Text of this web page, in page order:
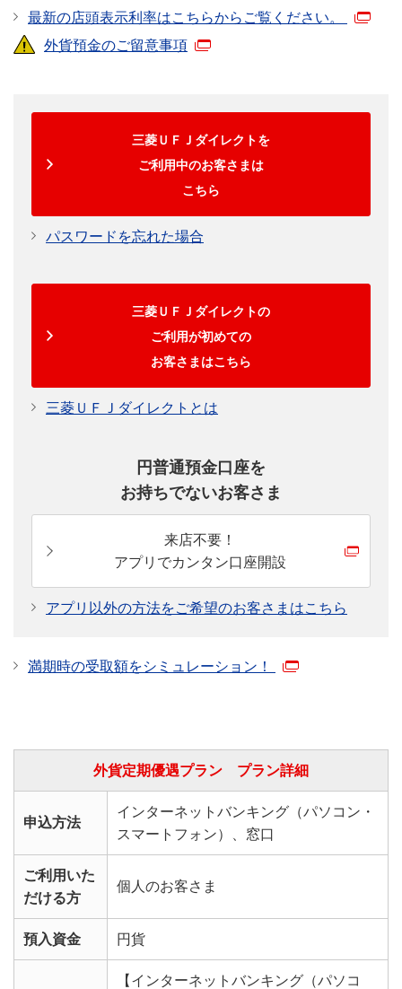
最新の店頭表示利率はこちらからご覧ください。
外貨預金のご留意事項
三菱ＵＦＪダイレクトを
ご利用中のお客さまは
こちら
パスワードを忘れた場合
三菱ＵＦＪダイレクトの
ご利用が初めての
お客さまはこちら
三菱ＵＦＪダイレクトとは
円普通預金口座を
お持ちでないお客さま
来店不要！
アプリでカンタン口座開設
アプリ以外の方法をご希望のお客さまはこちら
満期時の受取額をシミュレーション！
外貨定期優遇プラン プラン詳細
申込方法
インターネットバンキング（パソコン・
スマートフォン）、窓口
ご利用いた
だける方
個人のお客さま
預入資金 円貨
【インターネットバンキング（パソコ